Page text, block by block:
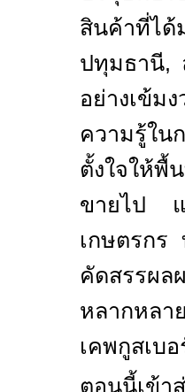
สินค้าที่ไ
ปทุมธานี,
อย่างเข้ม
ความรู้ใ
ตั้งใจให้พื้
ขายไป แ
เกษตรกร
คัดสรรผล
หลากหลา
เคพกูสเบอ
ตอนนี้เข้า